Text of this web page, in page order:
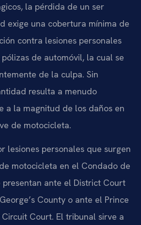
la pérdida de un ser
exige una cobertura mínima de
contra lesiones personales
pólizas de automóvil, la cual se
de la culpa. Sin
resulta a menudo
a la magnitud de los daños en
de motocicleta.
lesiones personales que surgen
motocicleta en el Condado de
presentan ante el District Court
County o ante el Prince
Circuit Court. El tribunal sirve a